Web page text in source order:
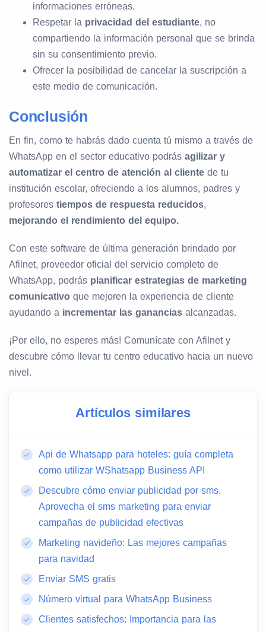
informaciones erróneas.
Respetar la privacidad del estudiante, no
compartiendo la información personal que se brinda
sin su consentimiento previo.
Ofrecer la posibilidad de cancelar la suscripción a
este medio de comunicación.
Conclusión
En fin, como te habrás dado cuenta tú mismo a través de
WhatsApp en el sector educativo podrás agilizar y
automatizar el centro de atención al cliente de tu
institución escolar, ofreciendo a los alumnos, padres y
profesores tiempos de respuesta reducidos,
mejorando el rendimiento del equipo.
Con este software de última generación brindado por
Afilnet, proveedor oficial del servicio completo de
WhatsApp, podrás planificar estrategias de marketing
comunicativo que mejoren la experiencia de cliente
ayudando a incrementar las ganancias alcanzadas.
¡Por ello, no esperes más! Comunícate con Afilnet y
descubre cómo llevar tu centro educativo hacia un nuevo
nivel.
Artículos similares
Api de Whatsapp para hoteles: guía completa
como utilizar WShatsapp Business API
Descubre cómo enviar publicidad por sms.
Aprovecha el sms marketing para enviar
campañas de publicidad efectivas
Marketing navideño: Las mejores campañas
para navidad
Enviar SMS gratis
Número virtual para WhatsApp Business
Clientes satisfechos: Importancia para las